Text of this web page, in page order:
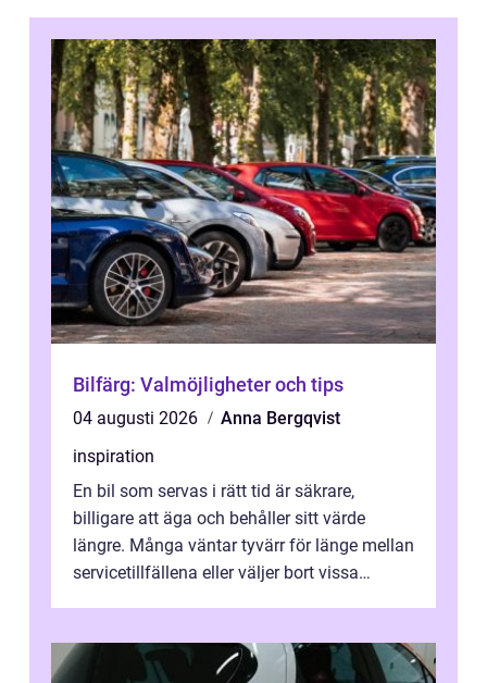
Bilfärg: Valmöjligheter och tips
04 augusti 2026
Anna Bergqvist
inspiration
En bil som servas i rätt tid är säkrare,
billigare att äga och behåller sitt värde
längre. Många väntar tyvärr för länge mellan
servicetillfällena eller väljer bort vissa